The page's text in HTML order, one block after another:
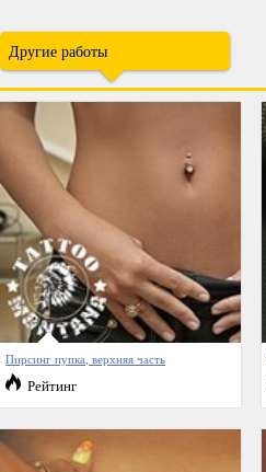
Другие работы
Пирсинг пупка, верхняя часть
Рейтинг